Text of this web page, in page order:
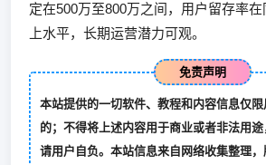
定在500万至800万之间，用户留存率
上水平，长期运营潜力可观。
免责声明
本站提供的一切软件、教程和内容信息仅限
的；不得将上述内容用于商业或者非法用
请用户自负。本站信息来自网络收集整理